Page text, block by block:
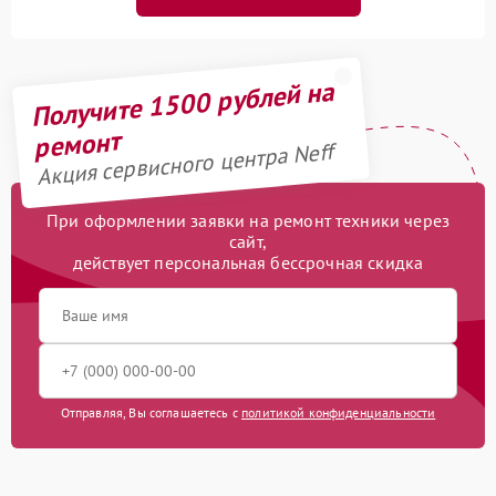
Получите 1500 рублей на
ремонт
Акция сервисного центра Neff
При оформлении заявки на ремонт техники через
сайт,
действует персональная бессрочная скидка
Отправляя, Вы соглашаетесь с политикой конфиденциальности